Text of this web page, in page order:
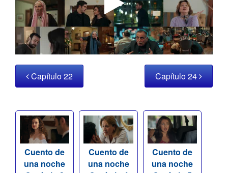
Capítulo 22 Capítulo 24
Cuento de
una noche
Cuento de
una noche
Cuento de
una noche